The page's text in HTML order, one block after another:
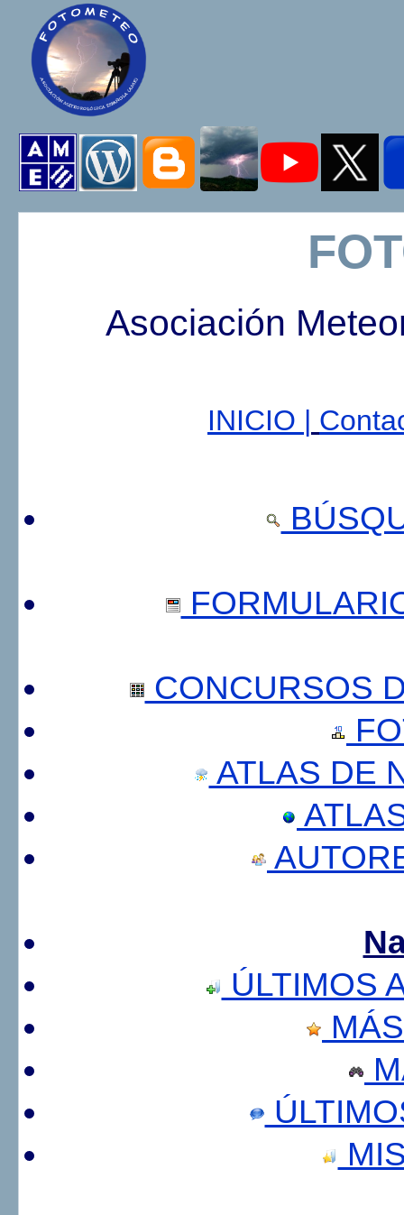
Asociación
INICIO |
CONCURSOS
ATLAS DE
ÚLTIMOS